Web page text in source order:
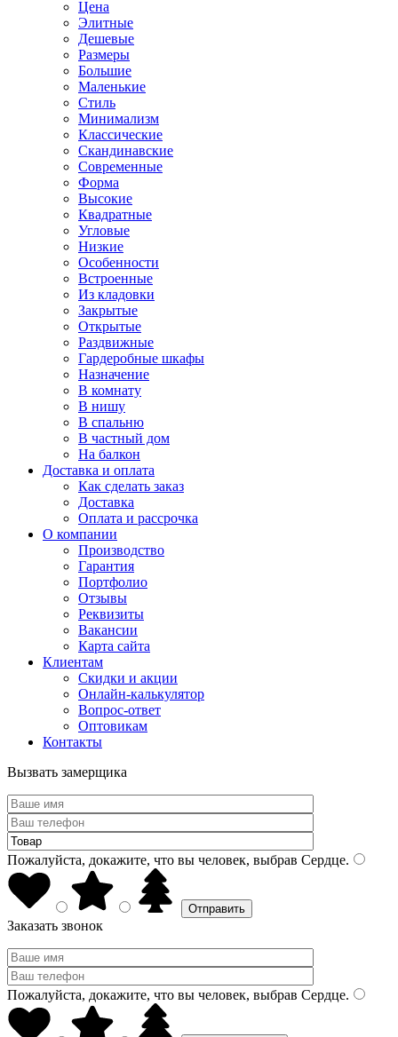
Цена
Элитные
Дешевые
Размеры
Большие
Маленькие
Стиль
Минимализм
Классические
Скандинавские
Современные
Форма
Высокие
Квадратные
Угловые
Низкие
Особенности
Встроенные
Из кладовки
Закрытые
Открытые
Раздвижные
Гардеробные шкафы
Назначение
В комнату
В нишу
В спальню
В частный дом
На балкон
Доставка и оплата
Как сделать заказ
Доставка
Оплата и рассрочка
О компании
Производство
Гарантия
Портфолио
Отзывы
Реквизиты
Вакансии
Карта сайта
Клиентам
Скидки и акции
Онлайн-калькулятор
Вопрос-ответ
Оптовикам
Контакты
Вызвать замерщика
Пожалуйста, докажите, что вы человек, выбрав Сердце.
Заказать звонок
Пожалуйста, докажите, что вы человек, выбрав Сердце.